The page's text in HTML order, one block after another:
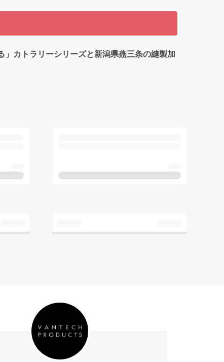
カトラリーシリーズと新潟県燕三条の縫製加